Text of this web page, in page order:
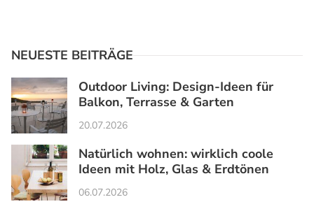
NEUESTE BEITRÄGE
Outdoor Living: Design-Ideen für
Balkon, Terrasse & Garten
20.07.2026
Natürlich wohnen: wirklich coole
Ideen mit Holz, Glas & Erdtönen
06.07.2026